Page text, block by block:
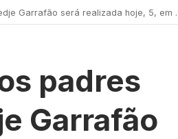
será realizada hoje, 5, em Quixeramobim
padres
Garrafão